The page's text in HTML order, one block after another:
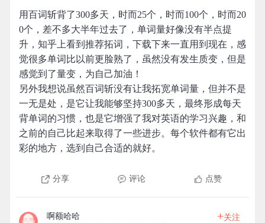
用百词斩背了300多天，时而25个，时而100个，时而20
0个，差不多大半年过去了，单词量好像没有半点提
升，知乎上看到推荐拓词，下载下来一直用到现在，感
觉很多单词比以前更脸熟了，虽然没有发生质变，但是
感觉到了量变，为自己加油！
另外我想说虽然百词斩没有让我拓宽单词量，但并不是
一无是处，是它让我能够坚持300多天，最终形成每天
背单词的习惯，也是它增强了我对英语的学习兴趣，和
之前的自己比起来取得了一些进步。每个软件都有它出
彩的地方，选到自己合适的就好。
分享 评论 点赞
啊额哈哈 +关注